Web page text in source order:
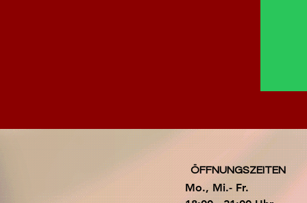
ÖFFNUNGSZEITEN
Mo., Mi.- Fr.